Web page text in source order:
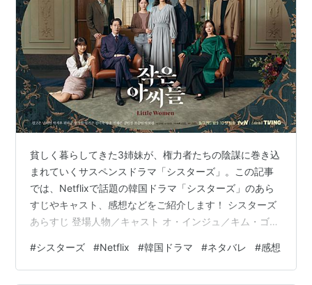
貧しく暮らしてきた3姉妹が、権力者たちの陰謀に巻き込
まれていくサスペンスドラマ「シスターズ」。この記事
では、Netflixで話題の韓国ドラマ「シスターズ」のあら
すじやキャスト、感想などをご紹介します！ シスターズ
あらすじ 登場人物／キャスト オ・インジュ／キム・ゴウ
フ チェ・ドイル／ウィ・ハジュン パク・ジェサン／オ
ム・ギジュン ウォン・サンア／オム・ジウォン 感想（ネ
#シスターズ #Netflix #韓国ドラマ #ネタバレ #感想